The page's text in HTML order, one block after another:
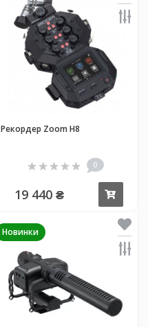
Рекордер Zoom H8
0
19 440 ₴
Новинки